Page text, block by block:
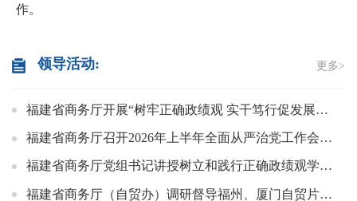
作。
领导活动: 更多>
福建省商务厅开展“树牢正确政绩观 实干笃行促发展”主题党日活动
福建省商务厅召开2026年上半年全面从严治党工作会议暨警示教育会
福建省商务厅党组书记讲授树立和践行正确政绩观学习教育专题党课
福建省商务厅（自贸办）调研督导福州、厦门自贸片区开展树立和践行正确政绩观学习教育